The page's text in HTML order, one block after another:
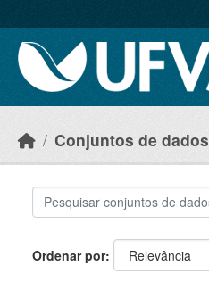
Conjuntos de dados
Ordenar por